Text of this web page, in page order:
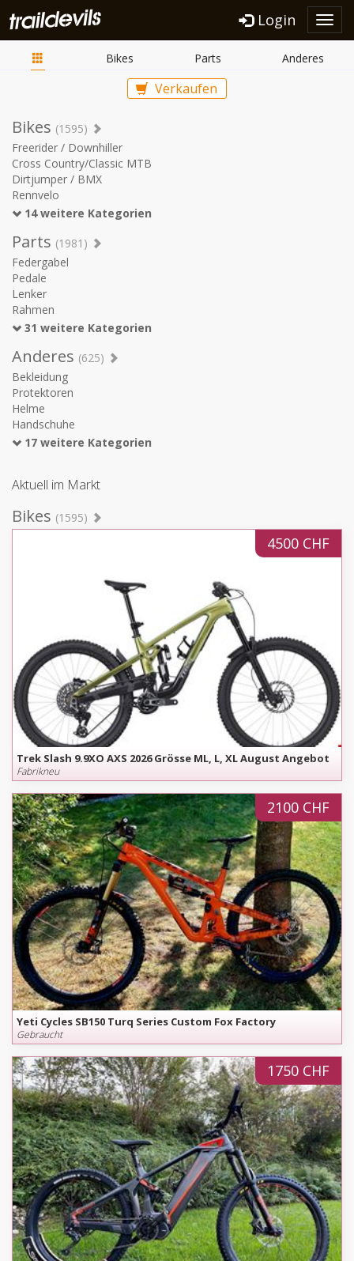
Login
Bikes Parts Anderes
Verkaufen
Bikes (1595)
Freerider / Downhiller
Cross Country/Classic MTB
Dirtjumper / BMX
Rennvelo
14 weitere Kategorien
Parts (1981)
Federgabel
Pedale
Lenker
Rahmen
31 weitere Kategorien
Anderes (625)
Bekleidung
Protektoren
Helme
Handschuhe
17 weitere Kategorien
Aktuell im Markt
Bikes (1595)
4500 CHF
Trek Slash 9.9XO AXS 2026 Grösse ML, L, XL August Angebot
Fabrikneu
2100 CHF
Yeti Cycles SB150 Turq Series Custom Fox Factory
Gebraucht
1750 CHF